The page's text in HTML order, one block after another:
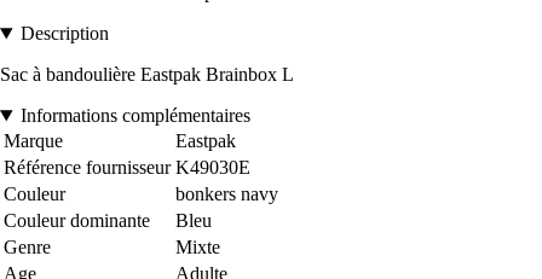
Description
Sac à bandoulière Eastpak Brainbox L
Informations complémentaires
Marque
Eastpak
Référence fournisseur K49030E
Couleur
bonkers navy
Couleur dominante
Bleu
Genre
Mixte
Age
Adulte